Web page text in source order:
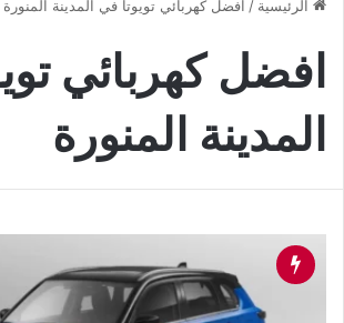
الرئيسية / افضل كهربائي تويوتا في المدينة المنورة
افضل كهربائي
المدينة المنورة